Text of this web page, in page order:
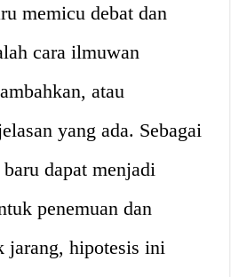
memicu debat dan
cara ilmuwan
atau
yang ada. Sebagai
dapat menjadi
penemuan dan
jarang, hipotesis ini